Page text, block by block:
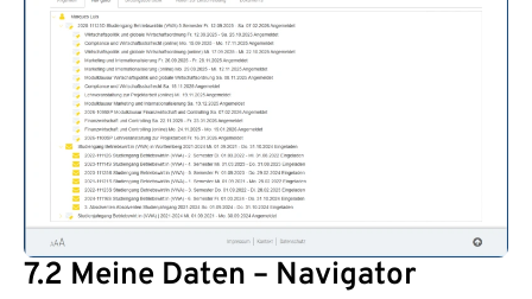
7.2 Meine Daten – Navigator